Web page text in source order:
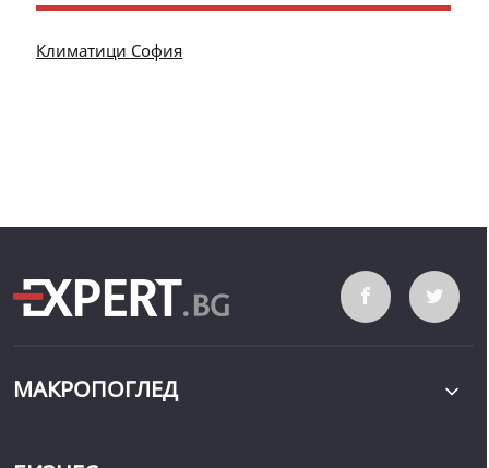
Климатици София
МАКРОПОГЛЕД